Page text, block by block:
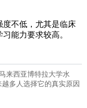
不低，尤其是临床
能力要求较高。
来西亚博特拉大学水
越多人选择它的真实原因